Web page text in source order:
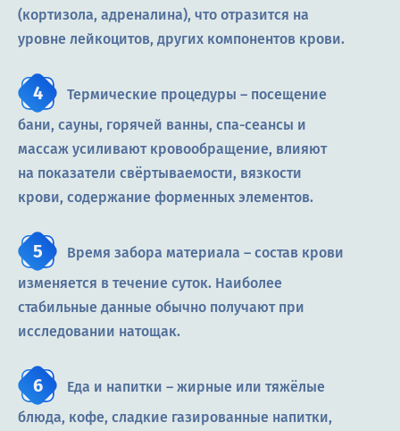
(кортизола, адреналина), что отразится на
уровне лейкоцитов, других компонентов крови.
Термические процедуры – посещение
бани, сауны, горячей ванны, спа-сеансы и
массаж усиливают кровообращение, влияют
на показатели свёртываемости, вязкости
крови, содержание форменных элементов.
Время забора материала – состав крови
изменяется в течение суток. Наиболее
стабильные данные обычно получают при
исследовании натощак.
Еда и напитки – жирные или тяжёлые
блюда, кофе, сладкие газированные напитки,